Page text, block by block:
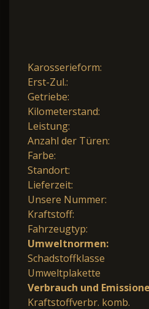
Karosserieform:
Erst-Zul.:
Getriebe:
Kilometerstand:
Leistung:
Anzahl der Türen:
Farbe:
Standort:
Lieferzeit:
Unsere Nummer:
Kraftstoff:
Fahrzeugtyp:
Umweltnormen:
Schadstoffklasse
Umweltplakette
Verbrauch und
Kraftstoffverbr. komb.